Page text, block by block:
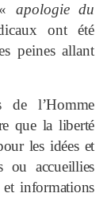
apologie du
ont été
peines allant
de l’Homme
que la liberté
les idées et
ou accueillies
informations